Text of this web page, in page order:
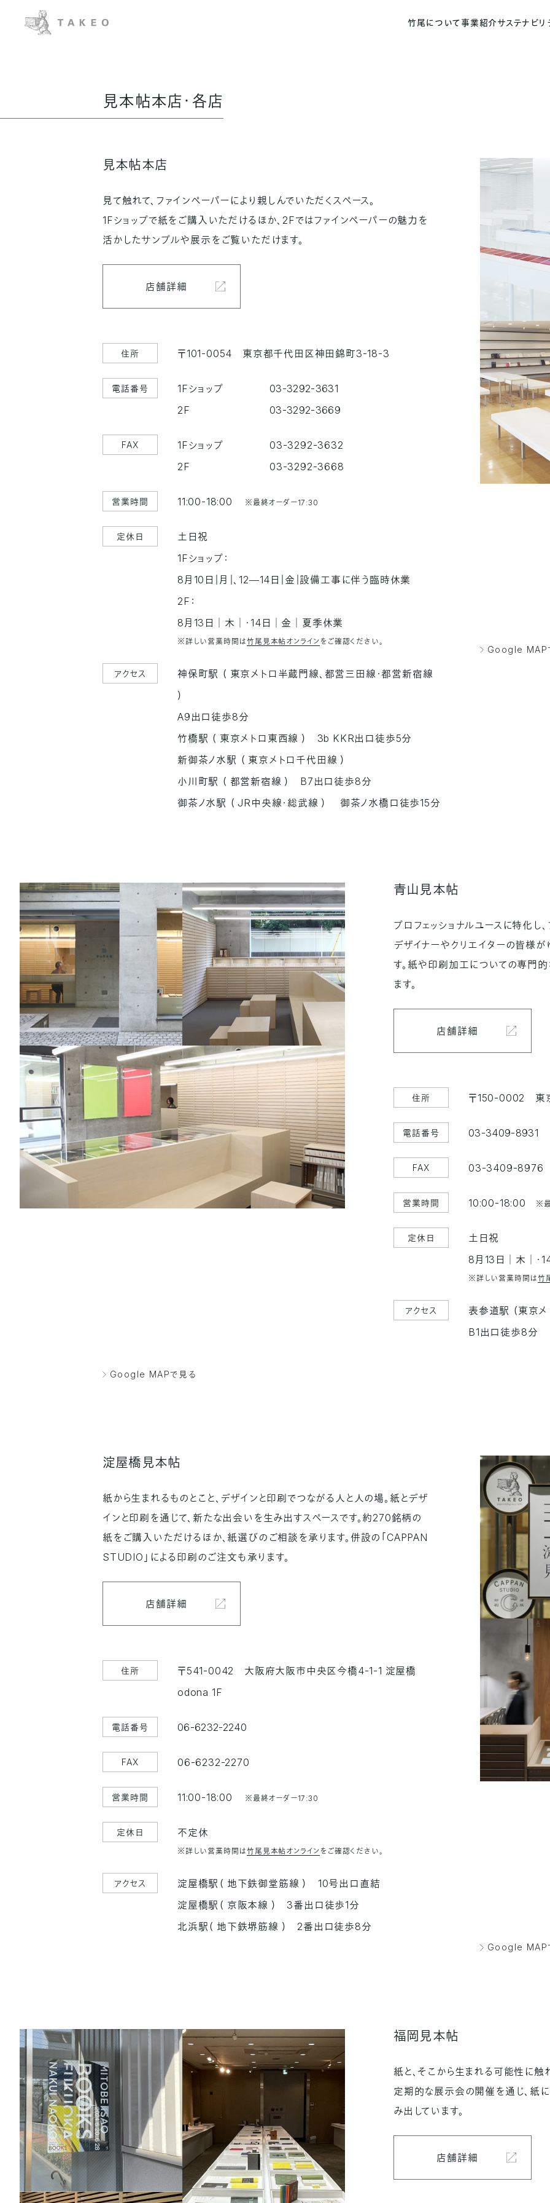
竹尾について事業紹介サステナビリ
見本帖本店・各店
見本帖本店
見て触れて、ファインペーパーにより親しんでいただくスペース。
1Fショップで紙をご購入いただけるほか、2Fではファインペーパーの魅力を
活かしたサンプルや展示をご覧いただけます。
店舗詳細
住所 〒101-0054 東京都千代田区神田錦町3-18-3
電話番号 1Fショップ
03-3292-3631
2F
03-3292-3669
FAX 1Fショップ
03-3292-3632
2F
03-3292-3668
営業時間 11:00-18:00 ※最終オーダー17:30
定休日
土日祝
1Fショップ：
8月10日｜月｜、12―14日｜金｜設備工事に伴う臨時休業
2F：
8月13日│木│・14日│金│夏季休業
※詳しい営業時間は竹尾見本帖オンライン をご確認ください。
アクセス
神保町駅 （ 東京メトロ半蔵門線、都営三田線・都営新宿線
）
A9出口徒歩8分
竹橋駅 （ 東京メトロ東西線 ） 3b KKR出口徒歩5分
新御茶ノ水駅 （ 東京メトロ千代田線 ）
小川町駅 （ 都営新宿線 ） B7出口徒歩8分
御茶ノ水駅 （ JR中央線・総武線 ） 御茶ノ水橋口徒歩15分
Google MAP
青山見本帖
プロフェッショナルユースに特化し
デザイナーやクリエイターの皆様
す。紙や印刷加工についての専門
ます。
店舗詳細
住所 〒150-0002 東
電話番号 03-3409-8931
FAX 03-3409-8976
営業時間 10:00-18:00 ※
定休日
土日祝
8月13日│木│・
※詳しい営業時間は竹
アクセス
表参道駅 （東京メ
B1出口徒歩8分
Google MAPで見る
淀屋橋見本帖
紙から生まれるものとこと、デザインと印刷でつながる人と人の場。紙とデザ
インと印刷を通じて、新たな出会いを生み出すスペースです。約270銘柄の
紙をご購入いただけるほか、紙選びのご相談を承ります。併設の「CAPPAN
STUDIO」による印刷のご注文も承ります。
店舗詳細
住所 〒541-0042 大阪府大阪市中央区今橋4-1-1 淀屋橋
odona 1F
電話番号 06-6232-2240
FAX 06-6232-2270
営業時間 11:00-18:00 ※最終オーダー17:30
定休日 不定休
※詳しい営業時間は竹尾見本帖オンライン をご確認ください。
アクセス
淀屋橋駅（ 地下鉄御堂筋線 ） 10号出口直結
淀屋橋駅（ 京阪本線 ） 3番出口徒歩1分
北浜駅（ 地下鉄堺筋線 ） 2番出口徒歩8分
Google MAP
福岡見本帖
紙と、そこから生まれる可能性に触
定期的な展示会の開催を通じ、紙
み出しています。
店舗詳細